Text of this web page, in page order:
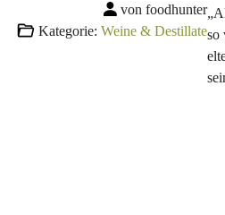
von foodhunter
Kategorie: Weine & Destillateso